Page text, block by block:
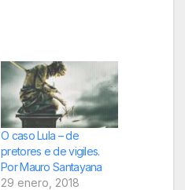
O caso Lula – de
pretores e de vigiles.
Por Mauro Santayana
29 enero, 2018